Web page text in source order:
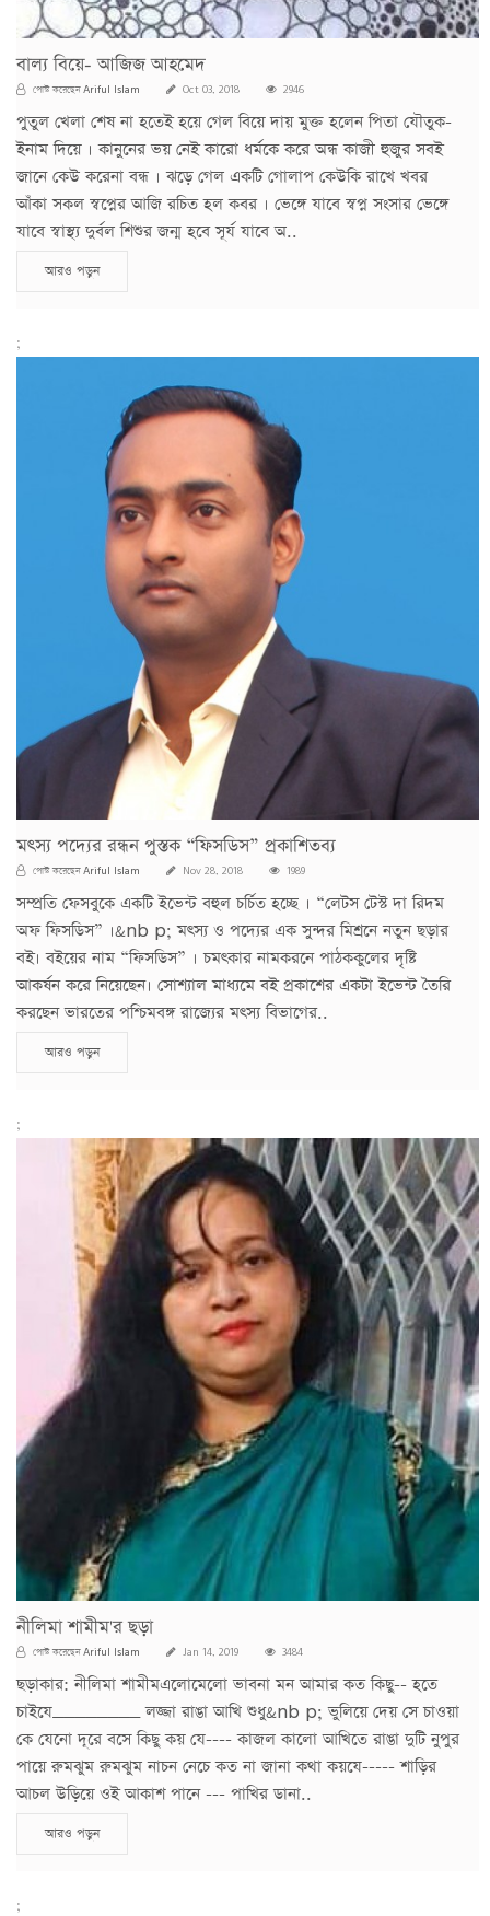
বাল্য বিয়ে- আজিজ আহমেদ
পোস্ট করেছেনAriful Islam Oct 03, 2018 2946
পুতুল খেলা শেষ না হতেই হয়ে গেল বিয়ে দায় মুক্ত হলেন পিতা যৌতুক-
ইনাম দিয়ে । কানুনের ভয় নেই কারো ধর্মকে করে অন্ধ কাজী হুজুর সবই
জানে কেউ করেনা বন্ধ । ঝড়ে গেল একটি গোলাপ কেউকি রাখে খবর
আঁকা সকল স্বপ্নের আজি রচিত হল কবর । ভেঙ্গে যাবে স্বপ্ন সংসার ভেঙ্গে
যাবে স্বাস্থ্য দুর্বল শিশুর জন্ম হবে সূর্য যাবে অ..
আরও পড়ুন
;
মৎস্য পদ্যের রন্ধন পুস্তক “ফিসডিস” প্রকাশিতব্য
পোস্ট করেছেনAriful Islam Nov 28, 2018 1989
সম্প্রতি ফেসবুকে একটি ইভেন্ট বহুল চর্চিত হচ্ছে । “লেটস টেস্ট দা রিদম
অফ ফিসডিস” ।&nb p; মৎস্য ও পদ্যের এক সুন্দর মিশ্রনে নতুন ছড়ার
বই। বইয়ের নাম “ফিসডিস” । চমৎকার নামকরনে পাঠককুলের দৃষ্টি
আকর্ষন করে নিয়েছেন। সোশ্যাল মাধ্যমে বই প্রকাশের একটা ইভেন্ট তৈরি
করছেন ভারতের পশ্চিমবঙ্গ রাজ্যের মৎস্য বিভাগের..
আরও পড়ুন
;
নীলিমা শামীম'র ছড়া
পোস্ট করেছেনAriful Islam Jan 14, 2019 3484
ছড়াকার: নীলিমা শামীমএলোমেলো ভাবনা মন আমার কত কিছু-- হতে
চাইযে________ লজ্জা রাঙা আখি শুধু&nb p; ভুলিয়ে দেয় সে চাওয়া
কে যেনো দূরে বসে কিছু কয় যে---- কাজল কালো আখিতে রাঙা দুটি নুপুর
পায়ে রুমঝুম রুমঝুম নাচন নেচে কত না জানা কথা কয়যে----- শাড়ির
আচল উড়িয়ে ওই আকাশ পানে --- পাখির ডানা..
আরও পড়ুন
;